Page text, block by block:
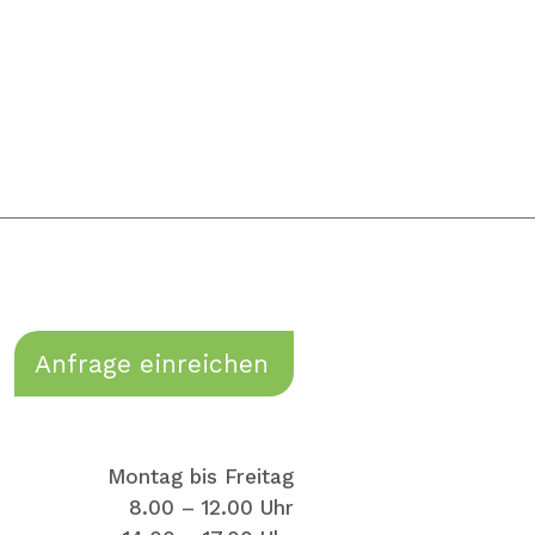
Anfrage einreichen
Montag bis Freitag
8.00 – 12.00 Uhr